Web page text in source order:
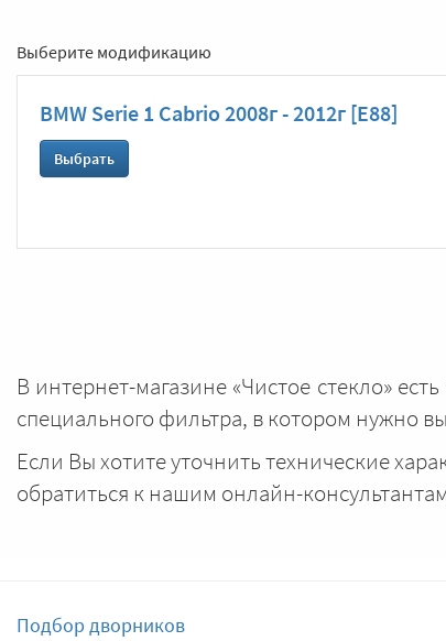
Выберите модификацию
BMW Serie 1 Cabrio 2008г - 2012г [E88]
Выбрать
В интернет-магазине «Чистое стекло»
специального фильтра, в котором нужно
Если Вы хотите уточнить технические
обратиться к нашим онлайн-
Подбор дворников